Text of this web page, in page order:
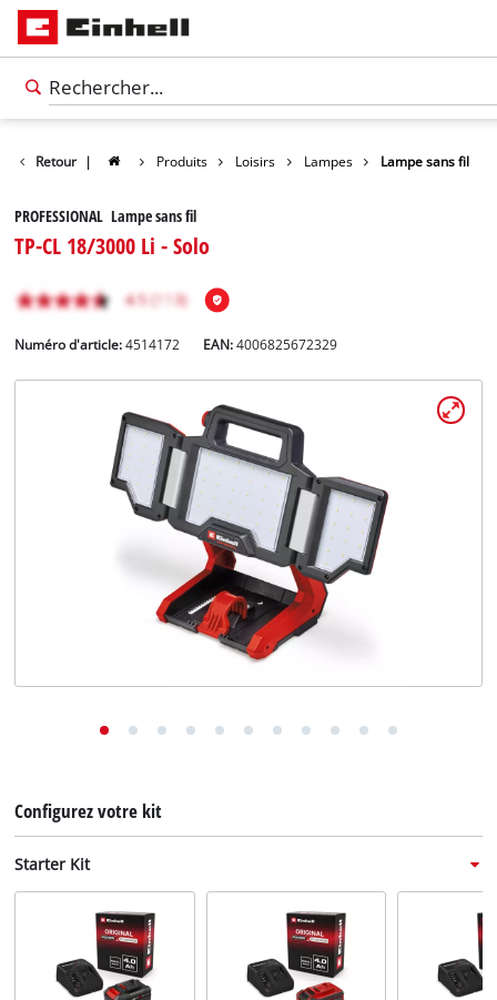
Français
Retour | Produits Loisirs Lampes Lampe sans fil
PROFESSIONAL Lampe sans fil
TP-CL 18/3000 Li - Solo
Numéro d'article: 4514172 EAN:4006825672329
Configurez votre kit
Starter Kit